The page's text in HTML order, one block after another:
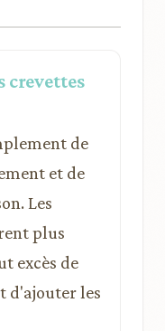
crevettes
de
et de
Les
plus
excès de
d'ajouter les